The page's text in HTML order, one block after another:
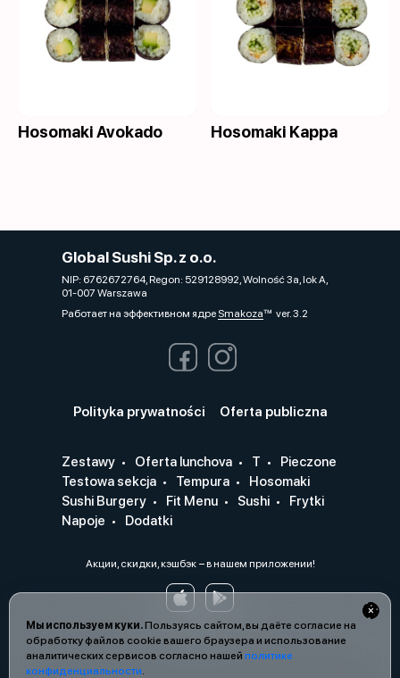
Мы используем куки.Пользуясь сайтом, вы даёте согласие на
обработку файлов cookie вашего браузера и использование
аналитических сервисов согласно нашей политике
конфиденциальности.
Hosomaki Avokado Hosomaki Kappa
Global Sushi Sp. z o.o.
NIP: 6762672764, Regon: 529128992, Wolność 3a, lok A,
01-007 Warszawa
Работает на эффективном ядре Smakozaver. 3.2
Polityka prywatności Oferta publiczna
Zestawy Oferta lunchova T
Pieczone
Testowa sekcja
Tempura
Hosomaki
Sushi Burgery
Fit Menu Sushi
Frytki
Napoje
Dodatki
Акции, скидки, кэшбэк − в нашем приложении!